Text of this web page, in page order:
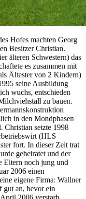
Hofes machten Georg
Besitzer Christian.
älteren Schwestern) das
es zusammen mit
Ältester von 2 Kindern)
seine Ausbildung
wuchs, entschieden
zu bauen.
in den Mondphasen
Christian setzte 1998
(HLS
fort. In dieser Zeit trat
geheiratet und der
Eltern noch jung und
2006 einen
eigene Firma: Wallner
gut an, bevor ein